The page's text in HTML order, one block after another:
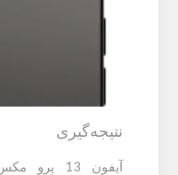
نتیجه‌گیری
آیفون 13